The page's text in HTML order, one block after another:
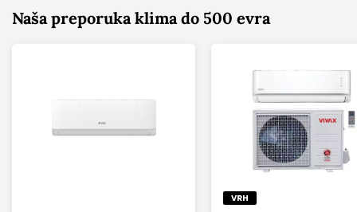
Naša preporuka klima do 500 evra
VRH